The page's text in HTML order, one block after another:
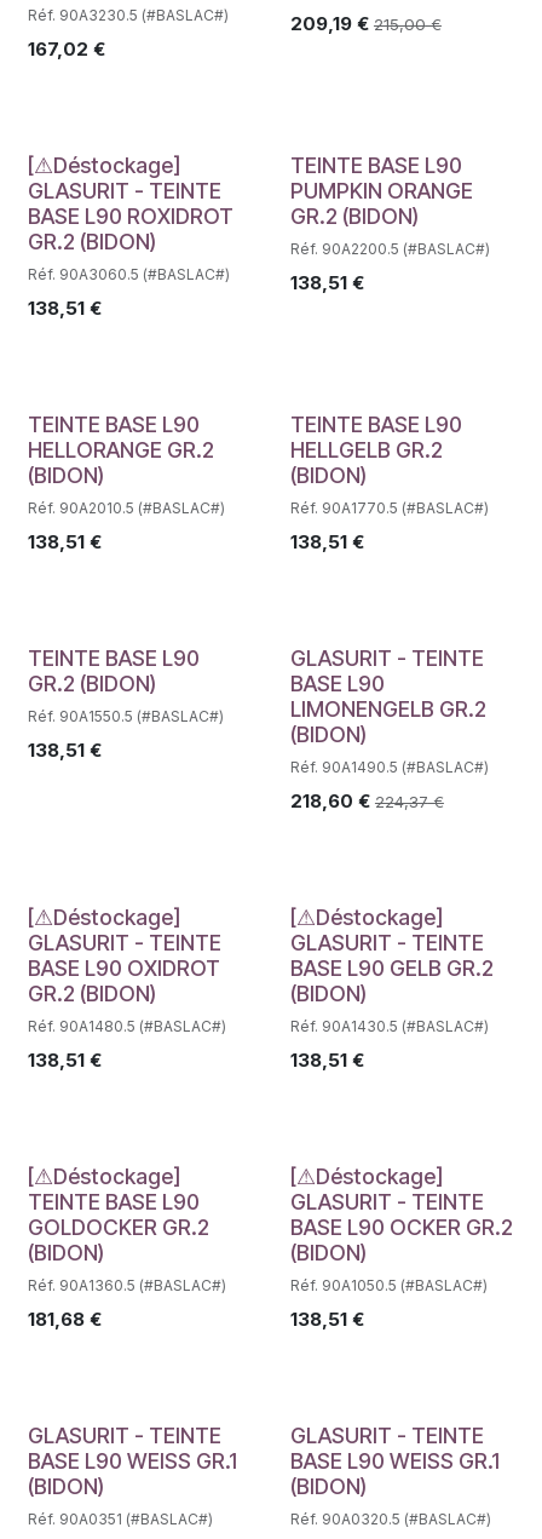
Réf. 90A3230.5 (#BASLAC#)
167,02 €
209,19€ 215,00€
Déstockage
[⚠Déstockage]
GLASURIT - TEINTE
BASE L90 ROXIDROT
GR.2 (BIDON)
Réf. 90A3060.5 (#BASLAC#)
138,51 €
Déstockage
TEINTE BASE L90
PUMPKIN ORANGE
GR.2 (BIDON)
Réf. 90A2200.5 (#BASLAC#)
138,51€
Déstockage
TEINTE BASE L90
HELLORANGE GR.2
(BIDON)
Réf. 90A2010.5 (#BASLAC#)
138,51 €
Déstockage
TEINTE BASE L90
HELLGELB GR.2
(BIDON)
Réf. 90A1770.5 (#BASLAC#)
138,51€
Déstockage
TEINTE BASE L90
GR.2 (BIDON)
Réf. 90A1550.5 (#BASLAC#)
138,51 €
GLASURIT - TEINTE
BASE L90
LIMONENGELB GR.2
(BIDON)
Réf. 90A1490.5 (#BASLAC#)
218,60 € 224,37€
Déstockage
[⚠Déstockage]
GLASURIT - TEINTE
BASE L90 OXIDROT
GR.2 (BIDON)
Réf. 90A1480.5 (#BASLAC#)
138,51 €
Déstockage
[⚠Déstockage]
GLASURIT - TEINTE
BASE L90 GELB GR.2
(BIDON)
Réf. 90A1430.5 (#BASLAC#)
138,51€
Déstockage
[⚠Déstockage]
TEINTE BASE L90
GOLDOCKER GR.2
(BIDON)
Réf. 90A1360.5 (#BASLAC#)
181,68 €
Déstockage
[⚠Déstockage]
GLASURIT - TEINTE
BASE L90 OCKER GR.2
(BIDON)
Réf. 90A1050.5 (#BASLAC#)
138,51€
GLASURIT - TEINTE
BASE L90 WEISS GR.1
(BIDON)
Réf. 90A0351 (#BASLAC#)
GLASURIT - TEINTE
BASE L90 WEISS GR.1
(BIDON)
Réf. 90A0320.5 (#BASLAC#)